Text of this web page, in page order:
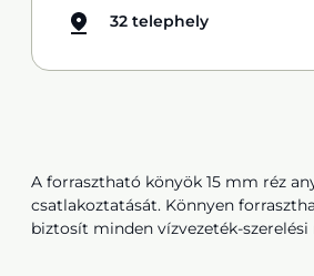
32 telephely
A forrasztható könyök 15 mm réz
csatlakoztatását. Könnyen
biztosít minden vízvezeték-szerelési